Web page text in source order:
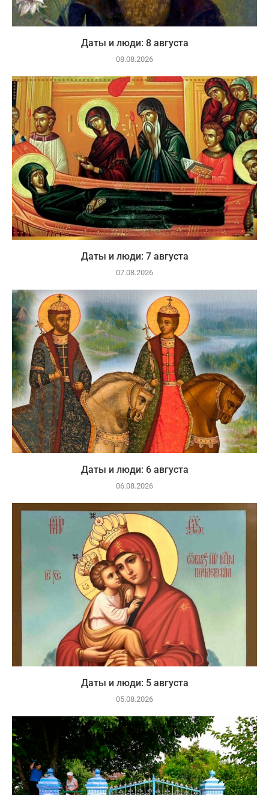
Даты и люди: 8 августа
08.08.2026
Даты и люди: 7 августа
07.08.2026
Даты и люди: 6 августа
06.08.2026
Даты и люди: 5 августа
05.08.2026